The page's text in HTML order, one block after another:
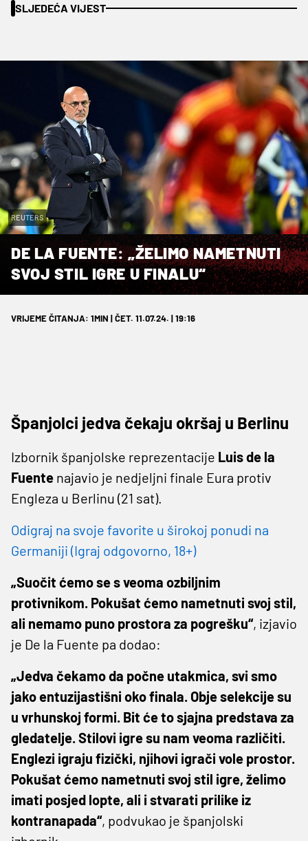
SLJEDEĆA VIJEST
REUTERS
DE LA FUENTE: „ŽELIMO NAMETNUTI
SVOJ STIL IGRE U FINALU“
VRIJEME ČITANJA: 1MIN | ČET. 11.07.24. | 19:16
Španjolci jedva čekaju okršaj u Berlinu
Izbornik španjolske reprezentacije Luis de la
Fuente najavio je nedjeljni finale Eura protiv
Engleza u Berlinu (21 sat).
Odigraj na svoje favorite u širokoj ponudi na
Germaniji (Igraj odgovorno, 18+)
„Suočit ćemo se s veoma ozbiljnim
protivnikom. Pokušat ćemo nametnuti svoj stil,
ali nemamo puno prostora za pogrešku“, izjavio
je De la Fuente pa dodao:
„Jedva čekamo da počne utakmica, svi smo
jako entuzijastišni oko finala. Obje selekcije su
u vrhunskoj formi. Bit će to sjajna predstava za
gledatelje. Stilovi igre su nam veoma različiti.
Englezi igraju fizički, njihovi igrači vole prostor.
Pokušat ćemo nametnuti svoj stil igre, želimo
imati posjed lopte, ali i stvarati prilike iz
kontranapada“, podvukao je španjolski